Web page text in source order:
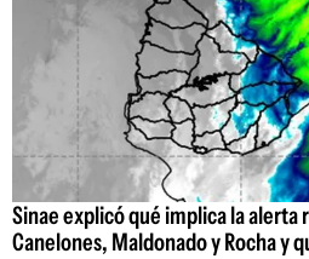
Sinae explicó qué implica la alerta
Canelones, Maldonado y Rocha y